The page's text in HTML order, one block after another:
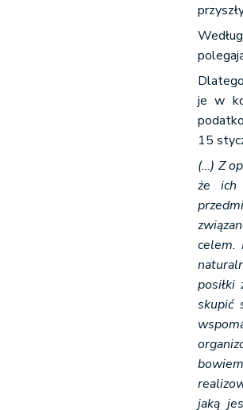
je w
15
(…) Z
że ich
celem.
posiłki
skupić
jaką